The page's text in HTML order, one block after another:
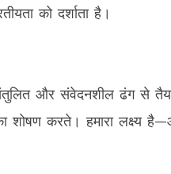
को दर्शाता है।
और संवेदनशील ढंग से
शोषण करते। हमारा लक्ष्य